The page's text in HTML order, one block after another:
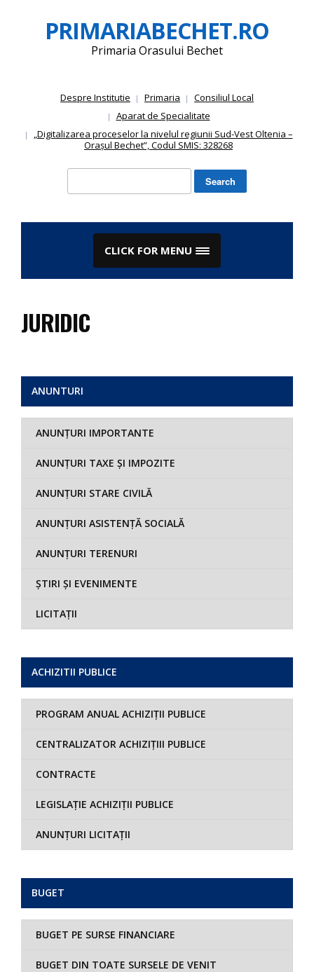
to
content
PRIMARIABECHET.RO
Primaria Orasului Bechet
Despre Institutie Primaria
Consiliul Local
Aparat de Specialitate
„Digitalizarea proceselor la nivelul regiunii Sud-Vest Oltenia –
Orașul Bechet”, Codul SMIS: 328268
CLICK FOR MENU
JURIDIC
ANUNTURI
ANUNȚURI IMPORTANTE
ANUNȚURI TAXE ȘI IMPOZITE
ANUNȚURI STARE CIVILĂ
ANUNȚURI ASISTENȚĂ SOCIALĂ
ANUNȚURI TERENURI
ȘTIRI ȘI EVENIMENTE
LICITAȚII
ACHIZITII PUBLICE
PROGRAM ANUAL ACHIZIȚII PUBLICE
CENTRALIZATOR ACHIZIȚIII PUBLICE
CONTRACTE
LEGISLAȚIE ACHIZIȚII PUBLICE
ANUNȚURI LICITAȚII
BUGET
BUGET PE SURSE FINANCIARE
BUGET DIN TOATE SURSELE DE VENIT